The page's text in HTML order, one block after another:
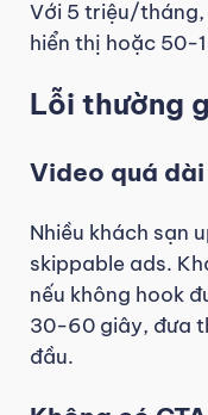
Với 5 triệu/
hiển thị hoặc 50-
Lỗi thường
Video quá dài
Nhiều khách sạn
skippable ads.
nếu không hook
30-60 giây, đưa
đầu.